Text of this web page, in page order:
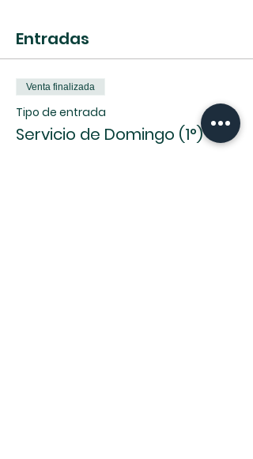
Entradas
Venta finalizada
Tipo de entrada
Servicio de Domingo (1°)